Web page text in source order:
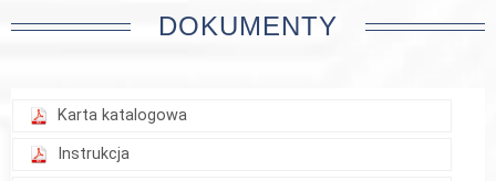
DOKUMENTY
Karta katalogowa
Instrukcja